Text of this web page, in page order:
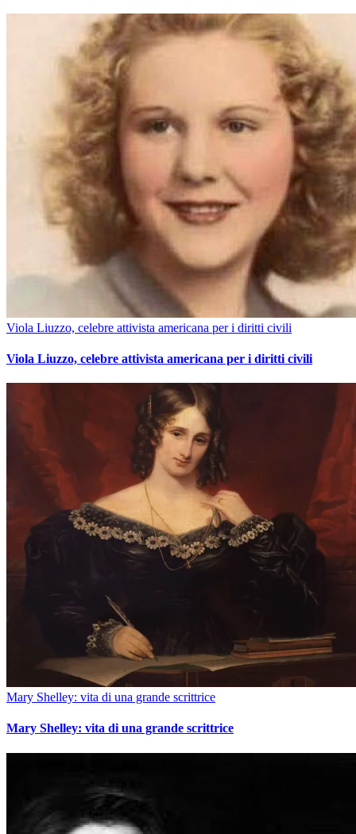
Viola Liuzzo, celebre attivista americana per i diritti civili
Viola Liuzzo, celebre attivista americana per i diritti civili
Mary Shelley: vita di una grande scrittrice
Mary Shelley: vita di una grande scrittrice